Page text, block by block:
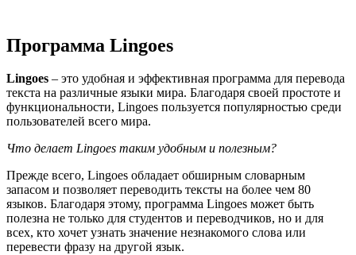
Программа Lingoes
Lingoes – это удобная и эффективная программа для перевода
текста на различные языки мира. Благодаря своей простоте и
функциональности, Lingoes пользуется популярностью среди
пользователей всего мира.
Что делает Lingoes таким удобным и полезным?
Прежде всего, Lingoes обладает обширным словарным
запасом и позволяет переводить тексты на более чем 80
языков. Благодаря этому, программа Lingoes может быть
полезна не только для студентов и переводчиков, но и для
всех, кто хочет узнать значение незнакомого слова или
перевести фразу на другой язык.